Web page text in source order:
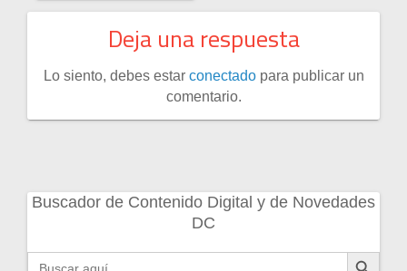
Deja una respuesta
Lo siento, debes estar conectadopara publicar un
comentario.
Buscador de Contenido Digital y de Novedades
DC
Buscar: Botón de búsqueda